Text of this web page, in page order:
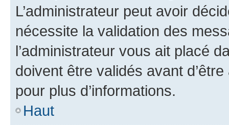
L’administrateur peut avoir
nécessite la validation des
l’administrateur vous ait placé
doivent être validés avant
pour plus d’informations.
Haut